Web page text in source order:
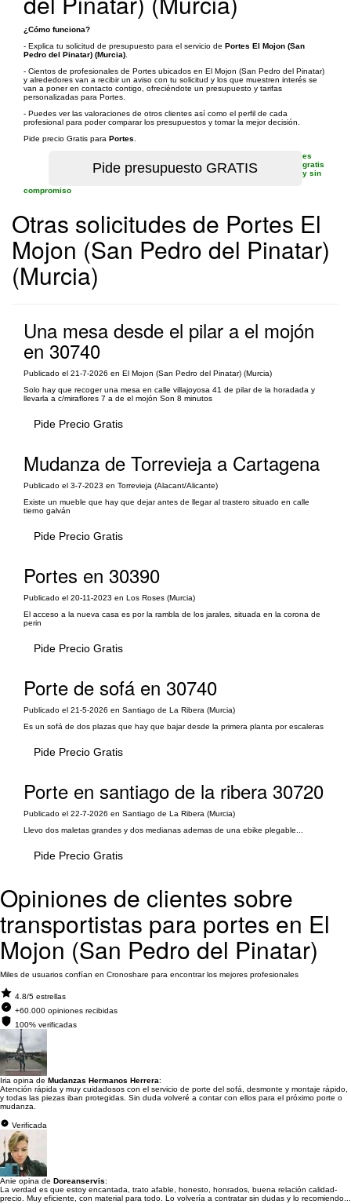
¿Cómo funciona?
- Explica tu solicitud de presupuesto para el servicio de Portes El Mojon (San
Pedro del Pinatar) (Murcia)
- Cientos de profesionales de Portes ubicados en El Mojon (San Pedro del Pinatar)
y alrededores van a recibir un aviso con tu solicitud y los que muestren interés se
van a poner en contacto contigo, ofreciéndote un presupuesto y tarifas
personalizadas para Portes.
- Puedes ver las valoraciones de otros clientes así como el perfil de cada
profesional para poder comparar los presupuestos y tomar la mejor decisión.
Pide precio Gratis para Portes
es
gratis
y sin
compromiso
Otras solicitudes de Portes El
Mojon (San Pedro del Pinatar)
(Murcia)
Una mesa desde el pilar a el mojón
en 30740
Publicado el 21-7-2026 en El Mojon (San Pedro del Pinatar) (Murcia)
Solo hay que recoger una mesa en calle villajoyosa 41 de pilar de la horadada y
llevarla a c/miraflores 7 a de el mojón Son 8 minutos
Pide Precio Gratis
Mudanza de Torrevieja a Cartagena
Publicado el 3-7-2023 en Torrevieja (Alacant/Alicante)
Existe un mueble que hay que dejar antes de llegar al trastero situado en calle
tierno galván
Pide Precio Gratis
Portes en 30390
Publicado el 20-11-2023 en Los Roses (Murcia)
El acceso a la nueva casa es por la rambla de los jarales, situada en la corona de
perin
Pide Precio Gratis
Porte de sofá en 30740
Publicado el 21-5-2026 en Santiago de La Ribera (Murcia)
Es un sofá de dos plazas que hay que bajar desde la primera planta por escaleras
Pide Precio Gratis
Porte en santiago de la ribera 30720
Publicado el 22-7-2026 en Santiago de La Ribera (Murcia)
Llevo dos maletas grandes y dos medianas ademas de una ebike plegable...
Pide Precio Gratis
Opiniones de clientes sobre
transportistas para portes en El
Mojon (San Pedro del Pinatar)
Miles de usuarios confían en Cronoshare para encontrar los mejores profesionales
4.8/5 estrellas
+60.000 opiniones recibidas
100% verificadas
Iria opina de Mudanzas Hermanos Herrera:
Atención rápida y muy cuidadosos con el servicio de porte del sofá, desmonte y montaje rápido,
y todas las piezas iban protegidas. Sin duda volveré a contar con ellos para el próximo porte o
mudanza.
Verificada
Anie opina de Doreanservis:
La verdad es que estoy encantada, trato afable, honesto, honrados, buena relación calidad-
precio. Muy eficiente, con material para todo. Lo volvería a contratar sin dudas y lo recomiendo...